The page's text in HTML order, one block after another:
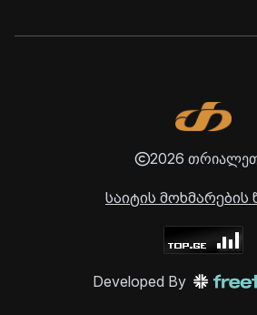
2026
საიტის მოხმარების
Developed By